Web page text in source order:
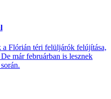
a Flórián téri felüljárók felújítása,
már februárban is lesznek